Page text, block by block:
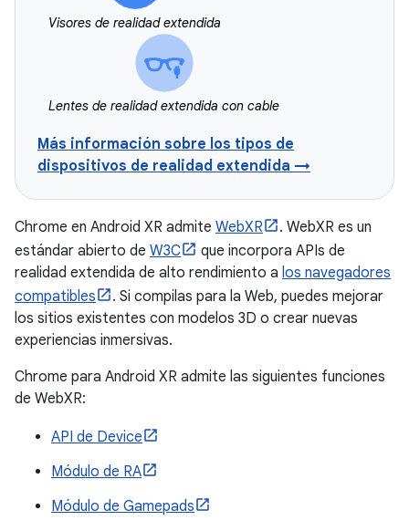
Visores de realidad extendida
Lentes de realidad extendida con cable
Más información sobre los tipos de
dispositivos de realidad extendida →
Chrome en Android XR admite WebXR
. WebXR es un
estándar abierto de W3C
que incorpora APIs de
realidad extendida de alto rendimiento a los navegadores
compatibles
. Si compilas para la Web, puedes mejorar
los sitios existentes con modelos 3D o crear nuevas
experiencias inmersivas.
Chrome para Android XR admite las siguientes funciones
de WebXR:
API de Device
Módulo de RA
Módulo de Gamepads